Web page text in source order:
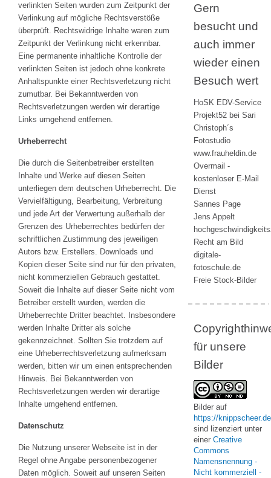
verlinkten Seiten wurden zum Zeitpunkt der
Verlinkung auf mögliche Rechtsverstöße
überprüft. Rechtswidrige Inhalte waren zum
Zeitpunkt der Verlinkung nicht erkennbar.
Eine permanente inhaltliche Kontrolle der
verlinkten Seiten ist jedoch ohne konkrete
Anhaltspunkte einer Rechtsverletzung nicht
zumutbar. Bei Bekanntwerden von
Rechtsverletzungen werden wir derartige
Links umgehend entfernen.
Urheberrecht
Die durch die Seitenbetreiber erstellten
Inhalte und Werke auf diesen Seiten
unterliegen dem deutschen Urheberrecht. Die
Vervielfältigung, Bearbeitung, Verbreitung
und jede Art der Verwertung außerhalb der
Grenzen des Urheberrechtes bedürfen der
schriftlichen Zustimmung des jeweiligen
Autors bzw. Erstellers. Downloads und
Kopien dieser Seite sind nur für den privaten,
nicht kommerziellen Gebrauch gestattet.
Soweit die Inhalte auf dieser Seite nicht vom
Betreiber erstellt wurden, werden die
Urheberrechte Dritter beachtet. Insbesondere
werden Inhalte Dritter als solche
gekennzeichnet. Sollten Sie trotzdem auf
eine Urheberrechtsverletzung aufmerksam
werden, bitten wir um einen entsprechenden
Hinweis. Bei Bekanntwerden von
Rechtsverletzungen werden wir derartige
Inhalte umgehend entfernen.
Datenschutz
Die Nutzung unserer Webseite ist in der
Regel ohne Angabe personenbezogener
Daten möglich. Soweit auf unseren Seiten
Gern
besucht und
auch immer
wieder einen
Besuch wert
HoSK EDV-Service
Projekt52 bei Sari
Christoph´s
Fotostudio
www.frauheldin.de
Overmail -
kostenloser E-Mail
Dienst
Sannes Page
Jens Appelt
Recht am Bild
digitale-
fotoschule.de
Freie Stock-Bilder
für unsere
Bilder
Bilder auf
https://knippscheer.de
sind lizenziert unter
einer Creative
Commons
Namensnennung -
Nicht kommerziell -